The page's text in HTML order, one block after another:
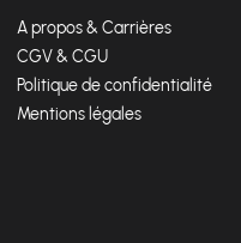
A propos & Carrières
CGV & CGU
Politique de confidentialité
Mentions légales